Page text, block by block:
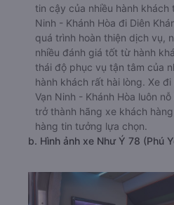
tin cậy của nhiều hành
Ninh - Khánh Hòa đi Diên
quá trình hoàn thiện dịch vụ,
nhiều đánh giá tốt từ hành
thái độ phục vụ tận tâm của
hành khách rất hài lòng. Xe
Vạn Ninh - Khánh Hòa luôn
trở thành hãng xe khách
hàng tin tưởng lựa chọn.
b. Hình ảnh xe Như Ý 78 (Phú